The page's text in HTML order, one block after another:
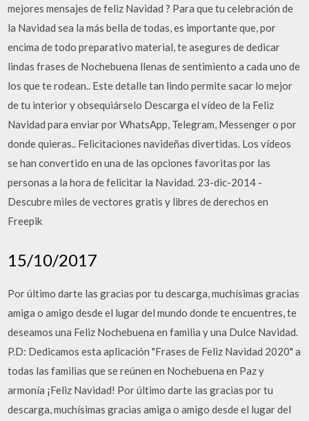
mejores mensajes de feliz Navidad ? Para que tu celebración de
la Navidad sea la más bella de todas, es importante que, por
encima de todo preparativo material, te asegures de dedicar
lindas frases de Nochebuena llenas de sentimiento a cada uno de
los que te rodean.. Este detalle tan lindo permite sacar lo mejor
de tu interior y obsequiárselo Descarga el vídeo de la Feliz
Navidad para enviar por WhatsApp, Telegram, Messenger o por
donde quieras.. Felicitaciones navideñas divertidas. Los vídeos
se han convertido en una de las opciones favoritas por las
personas a la hora de felicitar la Navidad. 23-dic-2014 -
Descubre miles de vectores gratis y libres de derechos en
Freepik
15/10/2017
Por último darte las gracias por tu descarga, muchísimas gracias
amiga o amigo desde el lugar del mundo donde te encuentres, te
deseamos una Feliz Nochebuena en familia y una Dulce Navidad.
P.D: Dedicamos esta aplicación "Frases de Feliz Navidad 2020" a
todas las familias que se reúnen en Nochebuena en Paz y
armonía ¡Feliz Navidad! Por último darte las gracias por tu
descarga, muchísimas gracias amiga o amigo desde el lugar del